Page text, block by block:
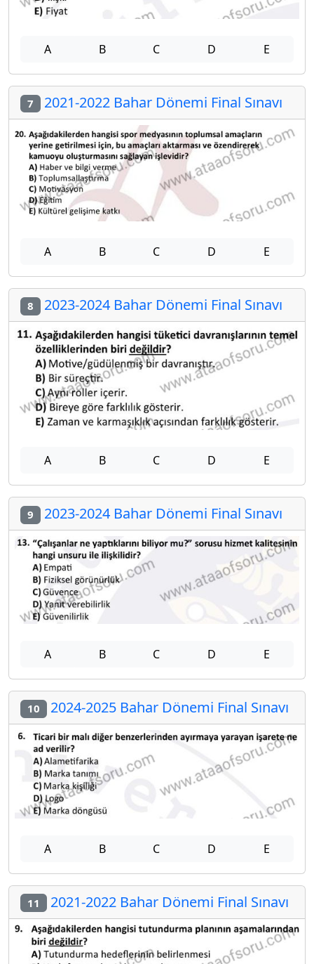
A B C D E
7 2021-2022 Bahar Dönemi Final Sınavı
A B C D E
8 2023-2024 Bahar Dönemi Final Sınavı
A B C D E
9 2023-2024 Bahar Dönemi Final Sınavı
A B C D E
10 2024-2025 Bahar Dönemi Final Sınavı
A B C D E
11 2021-2022 Bahar Dönemi Final Sınavı